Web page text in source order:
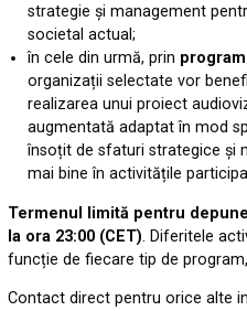
strategie și management
societal actual;
în cele din urmă, prin
organizații selectate vor
realizarea unui proiect
augmentată adaptat în mod
însoțit de sfaturi strategice și
mai bine în activitățile
Termenul limită pentru
la ora 23:00 (CET). Diferitele
funcție de fiecare tip de
Contact direct pentru orice alte